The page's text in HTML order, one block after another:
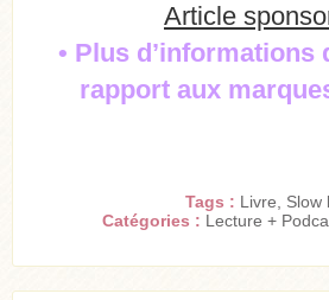
Article
• Plus d’informations
rapport aux
Tags : Livre
Slow
Catégories : Lecture +